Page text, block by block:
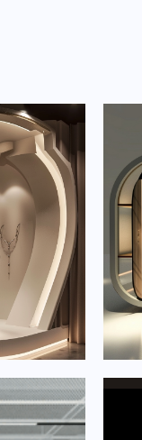
2024年6月重要展会排期信息，展会策划展台设计搭建公司推荐